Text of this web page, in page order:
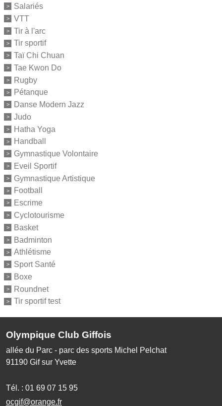
Salariés
VTT
Tir à l'arc
Tir sportif
Taï Chi Chuan
Tae Kwon Do
Rugby
Pétanque
Danse Modern Jazz
Judo
Hatha Yoga
Handball
Gymnastique Volontaire
Eveil Sportif
Gymnastique Artistique
Football
Escrime
Cyclotourisme
Basket
Badminton
Athlétisme
Sport Santé
Boxe
Roundnet
Tir sportif test
Olympique Club Giffois
allée du Parc - parc des sports Michel Pelchat
91190 Gif sur Yvette
Tél. : 01 69 07 15 95
ocgif@orange.fr